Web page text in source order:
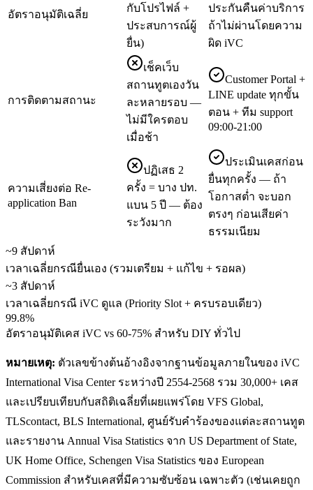
อัตราอนุมัติเฉลี่ย
กับโปรไฟล์ +
ประสบการณ์ผู้
ยื่น)
ประกันคืนค่าบริการ
ถ้าไม่ผ่านโดยความ
ผิด iVC
การติดตามสถานะ
เช็คเว็บ
สถานทูตเองวัน
ละหลายรอบ —
ไม่มีใครตอบ
เมื่อช้า
Customer Portal +
LINE update ทุกขั้น
ตอน + ทีม support
09:00-21:00
ความเสี่ยงต่อ Re-
application Ban
ปฏิเสธ 2
ครั้ง = บาง ปท.
แบน 5 ปี — ต้อง
ระวังมาก
ประเมินเคสก่อน
ยื่นทุกครั้ง — ถ้า
โอกาสต่ำ จะบอก
ตรงๆ ก่อนเสียค่า
ธรรมเนียม
~9 สัปดาห์
เวลาเฉลี่ยกรณียื่นเอง (รวมเตรียม + แก้ไข + รอผล)
~3 สัปดาห์
เวลาเฉลี่ยกรณี iVC ดูแล (Priority Slot + ครบรอบเดียว)
99.8%
อัตราอนุมัติเคส iVC vs 60-75% สำหรับ DIY ทั่วไป
หมายเหตุ: ตัวเลขข้างต้นอ้างอิงจากฐานข้อมูลภายในของ iVC
International Visa Center ระหว่างปี 2554-2568 รวม 30,000+ เคส
และเปรียบเทียบกับสถิติเฉลี่ยที่เผยแพร่โดย VFS Global,
TLScontact, BLS International, ศูนย์รับคำร้องของแต่ละสถานทูต
และรายงาน Annual Visa Statistics จาก US Department of State,
UK Home Office, Schengen Visa Statistics ของ European
Commission สำหรับเคสที่มีความซับซ้อน เฉพาะตัว (เช่นเคยถูก